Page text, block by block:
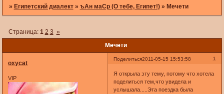
» Египетский диалект » ъАн маСр (О тебе, Египет!) » Мечети
Мечети
Страница: 1 2 3 »
Поделиться 1
2011-05-15 15:53:58
oxycat
VIP
Я открыла эту тему, потому что хотела
поделиться тем,что увидела и
услышала.....Эта поездка была